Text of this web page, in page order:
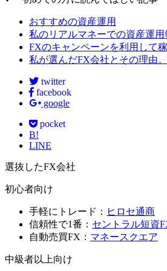
おすすめの資産運用
私のリアルマネーでの資産運用
FXのキャンペーンを利用して
私が選んだFX会社とその理由
twitter
facebook
google
pocket
B!
LINE
選抜したFX会社
初心者向け
手軽にトレード： ヒロセ通商
信頼性で1番： セントラル短資
自動売買FX： マネースクエア
中級者以上向け